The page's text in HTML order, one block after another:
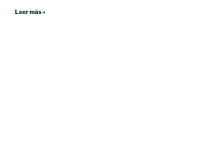
Leer más »